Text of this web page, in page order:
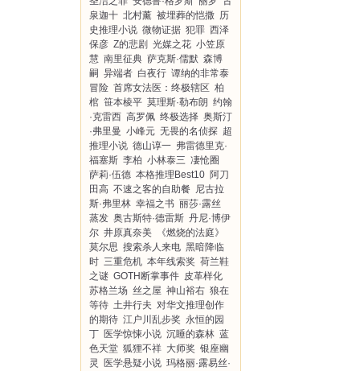
泉迦十 北村薰 被埋葬的恺撒 历
史推理小说 微物证据 犯罪 西泽
保彦 Z的悲剧 光媒之花 小笠原
慧 南里征典 萨克斯·儒默 森博
嗣 异端者 白夜行 谭纳的非常泰
冒险 首席女法医：终极辖区 柏
棺 笹本棱平 莫理斯·勒布朗 约翰
·克雷西 高罗佩 终极选择 奥斯汀
·弗里曼 小峰元 无畏的名侦探 超
推理小说 德山谆一 弗雷德里克·
福塞斯 李柏 小林泰三 凄怆圈
萨莉·伍德 本格推理Best10 阿刀
田高 不速之客的自助餐 尼古拉
斯·弗里林 幸福之书 丽莎·露丝
蒸发 奥古斯特·德雷斯 丹尼·博伊
尔 井原真奈美
《燃烧的法庭》
莫尔思 搜索杀人来电 黑暗降临
时 三重危机 本年线索奖 荷兰鞋
之谜 GOTH断掌事件 皮革样化
苏格兰场 丝之屋 神山裕右 狼在
等待 土井行夫 对华文推理创作
的期待 江户川乱步奖 永恒的园
丁 医学惊悚小说 沉睡的森林 蓝
色天堂 狐狸不祥 大师奖 银座幽
灵
医学悬疑小说 玛格丽·露易丝·